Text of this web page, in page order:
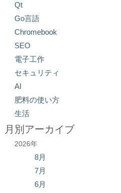
Qt
Go言語
Chromebook
SEO
電子工作
セキュリティ
AI
肥料の使い方
生活
月別アーカイブ
2026年
8月
7月
6月